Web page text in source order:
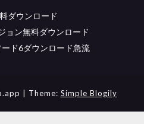
ダウンロード
ョン無料ダウンロード
ド6ダウンロード急流
| Theme: Simple Blogily